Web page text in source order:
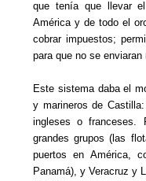
que tenía que llevar
América y de todo el
cobrar impuestos;
para que no se
Este sistema daba el
y marineros de
ingleses o franceses.
grandes grupos (las
puertos en América,
Panamá), y Veracruz y